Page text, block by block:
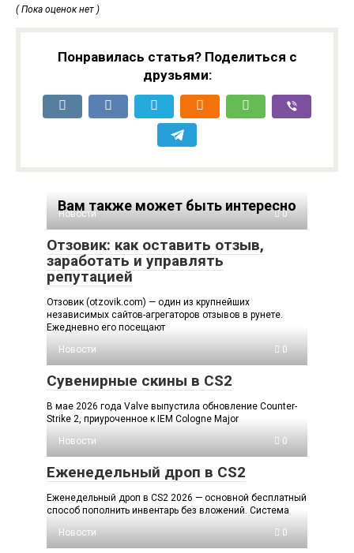
( Пока оценок нет )
Понравилась статья? Поделиться с
друзьями:
Вам также может быть интересно
Новости 0
Отзовик: как оставить отзыв,
заработать и управлять
репутацией
Отзовик (otzovik.com) — один из крупнейших
независимых сайтов-агрегаторов отзывов в рунете.
Ежедневно его посещают
Новости
0
Сувенирные скины в CS2
В мае 2026 года Valve выпустила обновление Counter-
Strike 2, приуроченное к IEM Cologne Major
Новости
0
Еженедельный дроп в CS2
Еженедельный дроп в CS2 2026 — основной бесплатный
способ пополнить инвентарь без вложений. Система
Новости
0